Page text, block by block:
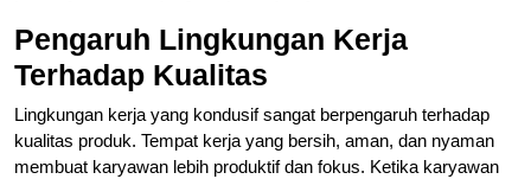
Pengaruh Lingkungan Kerja
Terhadap Kualitas
Lingkungan kerja yang kondusif sangat berpengaruh terhadap
kualitas produk. Tempat kerja yang bersih, aman, dan nyaman
membuat karyawan lebih produktif dan fokus. Ketika karyawan